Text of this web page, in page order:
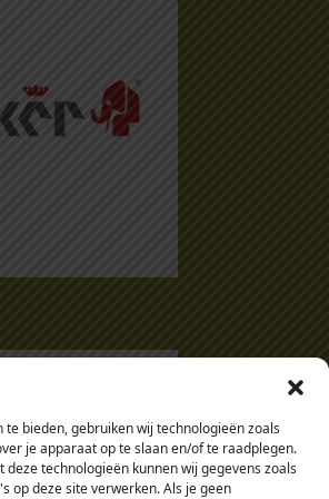
bieden, gebruiken wij technologieën zoals
je apparaat op te slaan en/of te raadplegen.
technologieën kunnen wij gegevens zoals
op deze site verwerken. Als je geen